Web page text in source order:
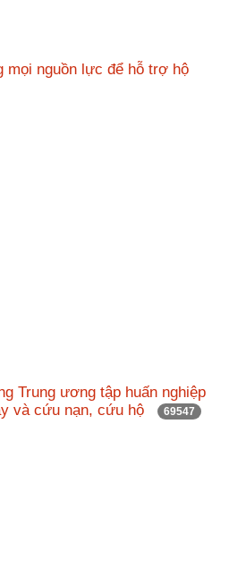
mọi nguồn lực để hỗ trợ hộ
Trung ương tập huấn nghiệp
và cứu nạn, cứu hộ
69547